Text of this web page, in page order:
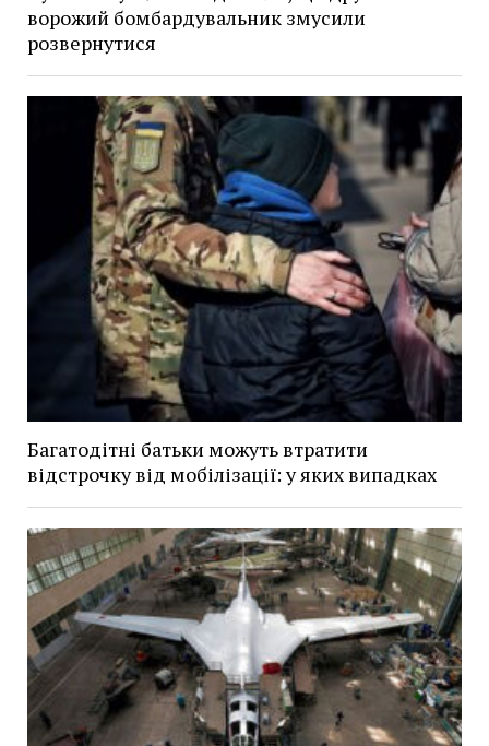
ворожий бомбардувальник змусили
розвернутися
Багатодітні батьки можуть втратити
відстрочку від мобілізації: у яких випадках